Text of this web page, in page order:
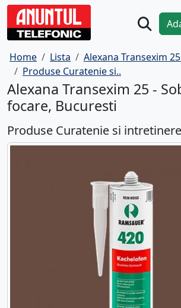
Home Lista
Alexana Transexim
Produse Curatenie si..
Alexana Transexim 25 -
focare, Bucuresti
Produse Curatenie si intretinere